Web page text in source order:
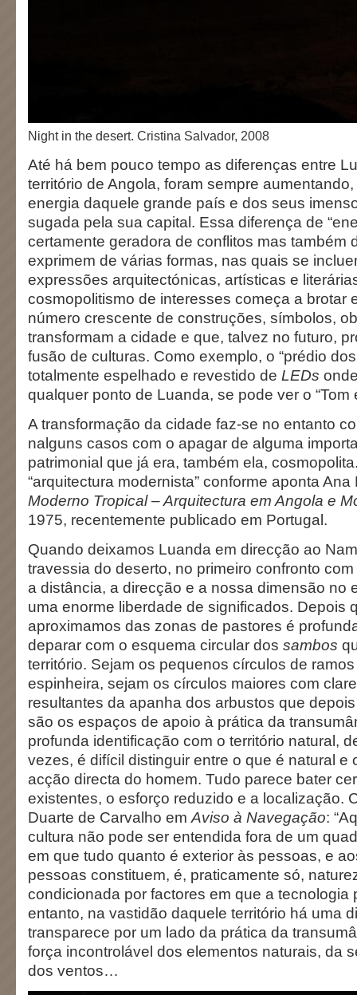
Night in the desert. Cristina Salvador, 2008
Até há bem pouco tempo as diferenças entre
território de Angola, foram sempre
energia daquele grande país e dos seus
sugada pela sua capital. Essa diferença de
certamente geradora de conflitos mas também
exprimem de várias formas, nas quais se
expressões arquitectónicas, artísticas e
cosmopolitismo de interesses começa a brotar
número crescente de construções, símbolos,
transformam a cidade e que, talvez no futuro,
fusão de culturas. Como exemplo, o “prédio
totalmente espelhado e revestido de LEDs
qualquer ponto de Luanda, se pode ver o “Tom
A transformação da cidade faz-se no entanto
nalguns casos com o apagar de alguma
patrimonial que já era, também ela,
“arquitectura modernista” conforme aponta
Moderno Tropical – Arquitectura em Angola e
1975, recentemente publicado em Portugal.
Quando deixamos Luanda em direcção ao
travessia do deserto, no primeiro confronto
a distância, a direcção e a nossa dimensão no
uma enorme liberdade de significados. Depois
aproximamos das zonas de pastores é
deparar com o esquema circular dos sambos
território. Sejam os pequenos círculos de
espinheira, sejam os círculos maiores com
resultantes da apanha dos arbustos que
são os espaços de apoio à prática da
profunda identificação com o território natural,
vezes, é difícil distinguir entre o que é natural e
acção directa do homem. Tudo parece bater
existentes, o esforço reduzido e a localização.
Duarte de Carvalho em Aviso à Navegação:
cultura não pode ser entendida fora de um
em que tudo quanto é exterior às pessoas, e
pessoas constituem, é, praticamente só,
condicionada por factores em que a tecnologia
entanto, na vastidão daquele território há uma
transparece por um lado da prática da
força incontrolável dos elementos naturais, da
dos ventos…